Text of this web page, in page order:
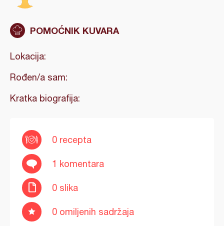
POMOĆNIK KUVARA
Lokacija:
Rođen/a sam:
Kratka biografija:
0 recepta
1 komentara
0 slika
0 omiljenih sadržaja